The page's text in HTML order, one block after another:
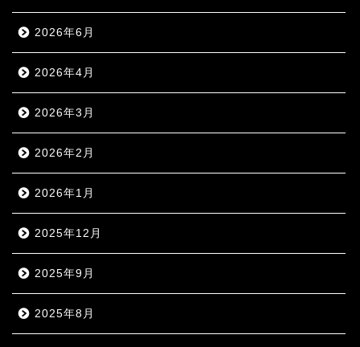
2026年6月
2026年4月
2026年3月
2026年2月
2026年1月
2025年12月
2025年9月
2025年8月